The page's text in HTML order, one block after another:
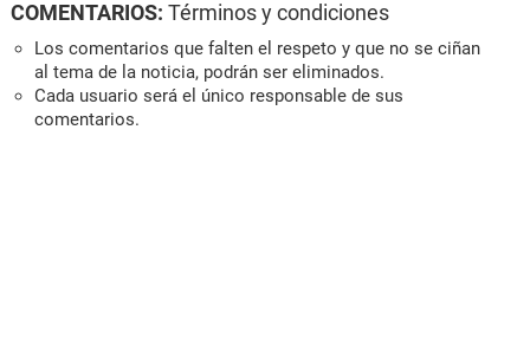
COMENTARIOS: Términos y condiciones
Los comentarios que falten el respeto y que no se ciñan
al tema de la noticia, podrán ser eliminados.
Cada usuario será el único responsable de sus
comentarios.